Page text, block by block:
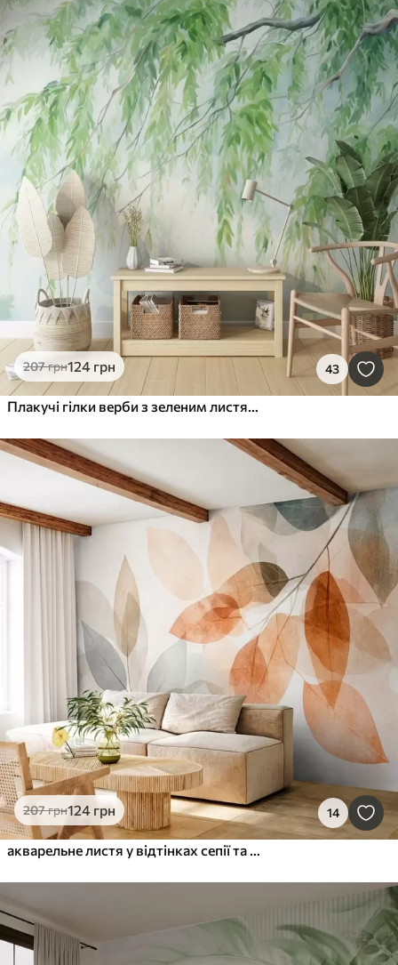
207грн124 грн 43
Плакучі гілки верби з зеленим листям, що звисає вниз, м'які та ніжні мазки, акварельний стиль живопису
207грн124 грн 14
акварельне листя у відтінках сепії та сірого